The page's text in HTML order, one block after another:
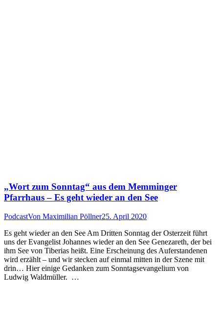
„Wort zum Sonntag“ aus dem Memminger
Pfarrhaus – Es geht wieder an den See
PodcastVon Maximilian Pöllner25. April 2020
Es geht wieder an den See Am Dritten Sonntag der Osterzeit führt
uns der Evangelist Johannes wieder an den See Genezareth, der bei
ihm See von Tiberias heißt. Eine Erscheinung des Auferstandenen
wird erzählt – und wir stecken auf einmal mitten in der Szene mit
drin… Hier einige Gedanken zum Sonntagsevangelium von
Ludwig Waldmüller. …